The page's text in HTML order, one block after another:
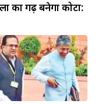
का गढ़ बनेगा कोटा: